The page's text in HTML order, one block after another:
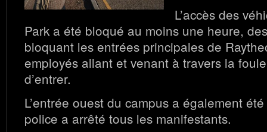
L’accès des
Park a été bloqué au moins une heure,
bloquant les entrées principales de
employés allant et venant à travers la
d’entrer.
L’entrée ouest du campus a également
police a arrêté tous les manifestants.